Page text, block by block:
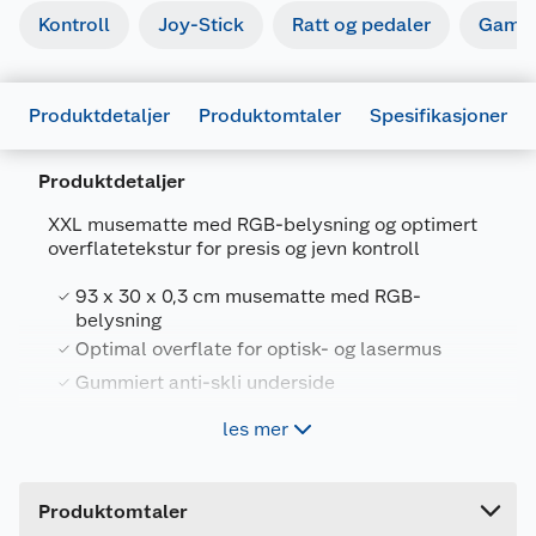
Kontroll Joy-Stick Ratt og pedaler
Produktdetaljer Produktomtaler Spesifikasjoner
Produktdetaljer
XXL musematte med RGB-belysning og optimert
overflatetekstur for presis og jevn kontroll
93 x 30 x 0,3 cm musematte med RGB-
belysning
Optimal overflate for optisk- og lasermus
Gummiert anti-skli underside
bevegelsesfrihet, slik at du kan foreta deg alt
les mer
Produktomtaler
Generelt
Artikkelnummer
8713439233957
Leverandørens artikkelnummer
Farge
Lengde